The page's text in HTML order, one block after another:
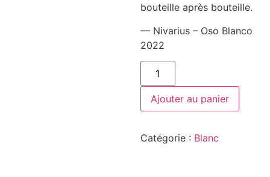
bouteille après bouteille.
— Nivarius – Oso Blanco
2022
quantité
Nivarius
Oso
Blanco
Ajouter au panier
Catégorie : Blanc